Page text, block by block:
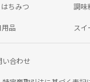
ちみつ 調味
品 スイ
い合わせ